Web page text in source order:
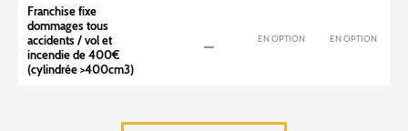
Franchise fixe
dommages tous
accidents / vol et
incendie de 400€
(cylindrée >400cm3)
EN OPTION EN OPTION